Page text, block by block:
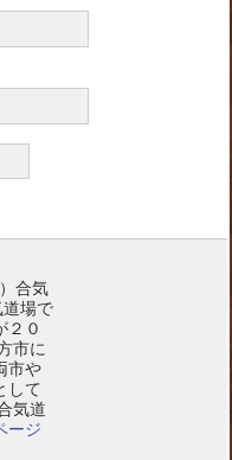
合気
場で
２０
市に
市や
して
気道
ージ